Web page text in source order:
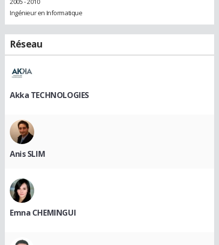
Ingénieur en Informatique
Réseau
Akka TECHNOLOGIES
Anis SLIM
Emna CHEMINGUI